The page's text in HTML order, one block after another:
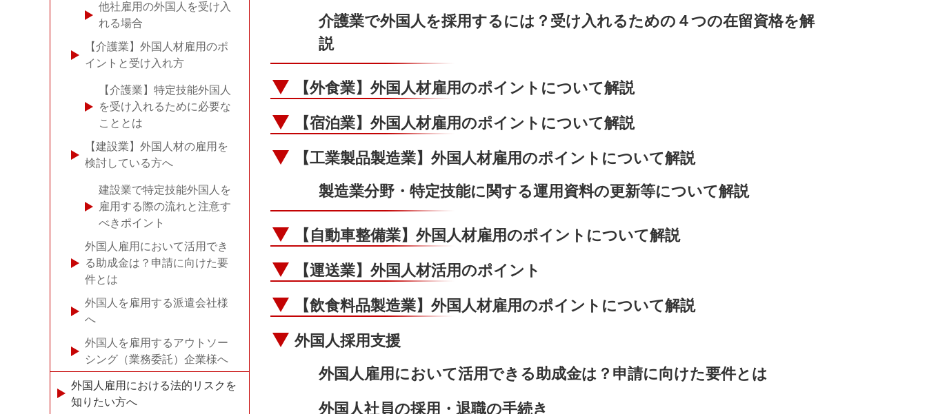
介護業で外国人を採用するには？受け入れるための４つの在留資格を解
説
【外食業】外国人材雇用のポイントについて解説
【宿泊業】外国人材雇用のポイントについて解説
【工業製品製造業】外国人材雇用のポイントについて解説
製造業分野・特定技能に関する運用資料の更新等について解説
【自動車整備業】外国人材雇用のポイントについて解説
【運送業】外国人材活用のポイント
【飲食料品製造業】外国人材雇用のポイントについて解説
外国人採用支援
外国人雇用において活用できる助成金は？申請に向けた要件とは
外国人社員の採用・退職の手続き
他社雇用の外国人を受け入
れる場合
【介護業】外国人材雇用のポ
イントと受け入れ方
【介護業】特定技能外国人
を受け入れるために必要な
こととは
【建設業】外国人材の雇用を
検討している方へ
建設業で特定技能外国人を
雇用する際の流れと注意す
べきポイント
外国人雇用において活用でき
る助成金は？申請に向けた要
件とは
外国人を雇用する派遣会社様
へ
外国人を雇用するアウトソー
シング（業務委託）企業様へ
外国人雇用における法的リスクを
知りたい方へ